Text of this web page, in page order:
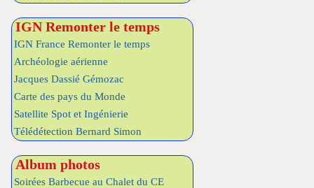
IGN Remonter le temps
IGN France Remonter le temps
Archéologie aérienne
Jacques Dassié Gémozac
Carte des pays du Monde
Satellite Spot et Ingénierie
Télédétection Bernard Simon
Album photos
Soirées Barbecue au Chalet du CE